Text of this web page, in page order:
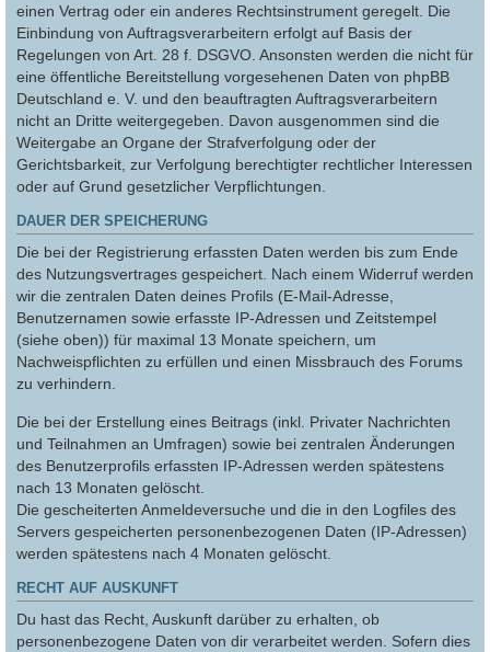
einen Vertrag oder ein anderes Rechtsinstrument geregelt. Die
Einbindung von Auftragsverarbeitern erfolgt auf Basis der
Regelungen von Art. 28 f. DSGVO. Ansonsten werden die nicht für
eine öffentliche Bereitstellung vorgesehenen Daten von phpBB
Deutschland e. V. und den beauftragten Auftragsverarbeitern
nicht an Dritte weitergegeben. Davon ausgenommen sind die
Weitergabe an Organe der Strafverfolgung oder der
Gerichtsbarkeit, zur Verfolgung berechtigter rechtlicher Interessen
oder auf Grund gesetzlicher Verpflichtungen.
DAUER DER SPEICHERUNG
Die bei der Registrierung erfassten Daten werden bis zum Ende
des Nutzungsvertrages gespeichert. Nach einem Widerruf werden
wir die zentralen Daten deines Profils (E-Mail-Adresse,
Benutzernamen sowie erfasste IP-Adressen und Zeitstempel
(siehe oben)) für maximal 13 Monate speichern, um
Nachweispflichten zu erfüllen und einen Missbrauch des Forums
zu verhindern.
Die bei der Erstellung eines Beitrags (inkl. Privater Nachrichten
und Teilnahmen an Umfragen) sowie bei zentralen Änderungen
des Benutzerprofils erfassten IP-Adressen werden spätestens
nach 13 Monaten gelöscht.
Die gescheiterten Anmeldeversuche und die in den Logfiles des
Servers gespeicherten personenbezogenen Daten (IP-Adressen)
werden spätestens nach 4 Monaten gelöscht.
RECHT AUF AUSKUNFT
Du hast das Recht, Auskunft darüber zu erhalten, ob
personenbezogene Daten von dir verarbeitet werden. Sofern dies